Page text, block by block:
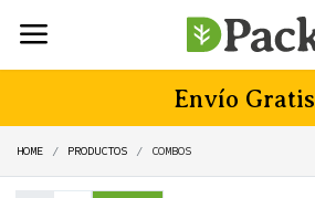
Envío Gratis
HOME PRODUCTOS COMBOS